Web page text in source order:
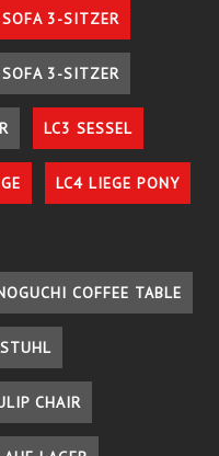
3-SITZER
3-SITZER
LC3 SESSEL
LC4 LIEGE PONY
COFFEE TABLE
CHAIR